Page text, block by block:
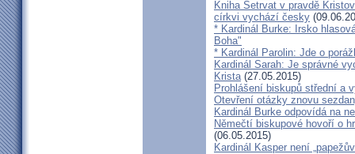
Kniha Setrvat v pravdě
církvi vychází česky
* Kardinál Burke: Irsko
Boha"
* Kardinál Parolin: Jde o
Kardinál Sarah: Je správné
Krista(27.05.2015)
Prohlášení biskupů střední a
Otevření otázky znovu
Kardinál Burke odpovídá na
Němečtí biskupové hovoří o
(06.05.2015)
Kardinál Kasper není